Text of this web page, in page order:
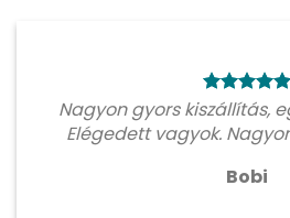
Nagyon gyors kiszállítás,
Elégedett vagyok.
Bobi